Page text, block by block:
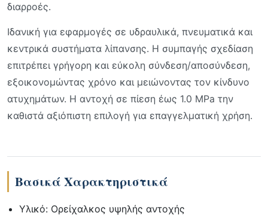
διαρροές.
Ιδανική για εφαρμογές σε υδραυλικά, πνευματικά και
κεντρικά συστήματα λίπανσης. Η συμπαγής σχεδίαση
επιτρέπει γρήγορη και εύκολη σύνδεση/αποσύνδεση,
εξοικονομώντας χρόνο και μειώνοντας τον κίνδυνο
ατυχημάτων. Η αντοχή σε πίεση έως 1.0 MPa την
καθιστά αξιόπιστη επιλογή για επαγγελματική χρήση.
Βασικά Χαρακτηριστικά
Υλικό: Ορείχαλκος υψηλής αντοχής